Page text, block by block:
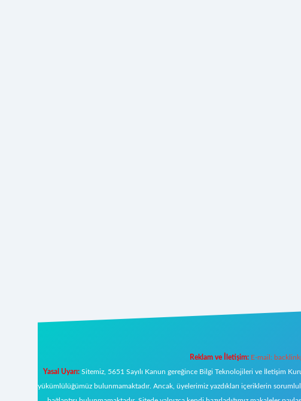
Reklam ve İletişim: E-mail:
Yasal Uyarı:Sitemiz, 5651 Sayılı Kanun gereğince Bilgi Teknolojileri ve İletişim
yükümlülüğümüz bulunmamaktadır. Ancak, üyelerimiz yazdıkları içeriklerin